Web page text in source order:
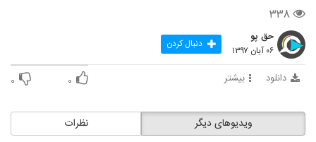
14
15
سیاره زمین 8 - جنگلهای گرمسیری
۳۳۸
حق پو
۰۶ آبان ۱۳۹۷ دنبال کردن
دانلود بیشتر ۰ ۰
نظرات ویدیوهای دیگر